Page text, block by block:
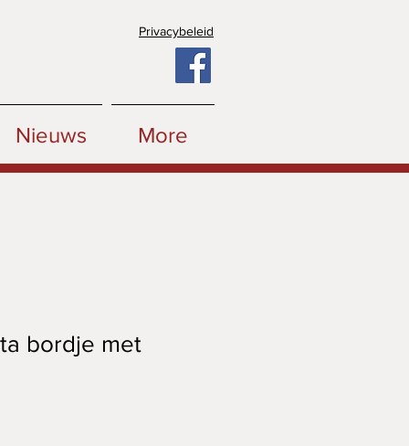
Nieuws More
Privacybeleid
bordje met